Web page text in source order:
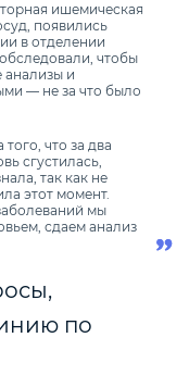
ишемическая
появились
в отделении
чтобы
анализы и
— не за что было
что за два
сгустилась,
так как не
этот момент.
мы
сдаем анализ
по